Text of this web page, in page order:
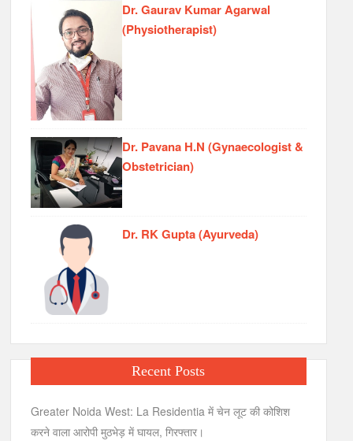
Dr. Gaurav Kumar Agarwal
(Physiotherapist)
Dr. Pavana H.N (Gynaecologist &
Obstetrician)
Dr. RK Gupta (Ayurveda)
Recent Posts
Greater Noida West: La Residentia में चेन लूट की कोशिश
करने वाला आरोपी मुठभेड़ में घायल, गिरफ्तार।